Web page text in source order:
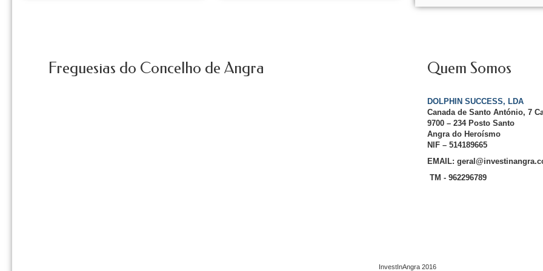
Freguesias do Concelho de Angra Quem Somos
DOLPHIN SUCCESS, LDA
Canada de Santo António, 7
9700 – 234 Posto Santo
Angra do Heroísmo
NIF – 514189665
EMAIL:
TM - 962296789
InvestInAngra 2016